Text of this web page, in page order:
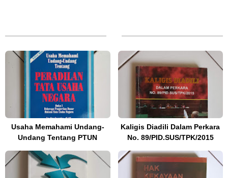
Usaha Memahami Undang-
Undang Tentang PTUN
Kaligis Diadili Dalam Perkara
No. 89/PID.SUS/TPK/2015